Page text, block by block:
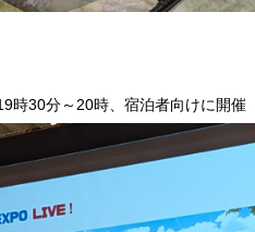
時30分～20時、宿泊者向けに開催